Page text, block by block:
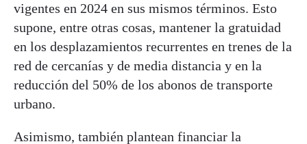
vigentes en 2024 en sus mismos términos. Esto
supone, entre otras cosas, mantener la gratuidad
en los desplazamientos recurrentes en trenes de la
red de cercanías y de media distancia y en la
reducción del 50% de los abonos de transporte
urbano.
Asimismo, también plantean financiar la